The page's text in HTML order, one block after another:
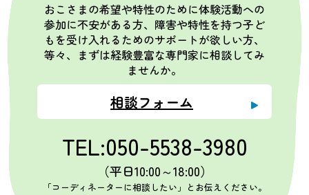
おこさまの希望や特性のために体験活動への
参加に不安がある方、障害や特性を持つ子ど
もを受け入れるためのサポートが欲しい方、
等々、まずは経験豊富な専門家に相談してみ
ませんか。
相談フォーム
TEL:050-5538-3980
（平日10:00～18:00）
「コーディネーターに相談したい」とお伝えください。